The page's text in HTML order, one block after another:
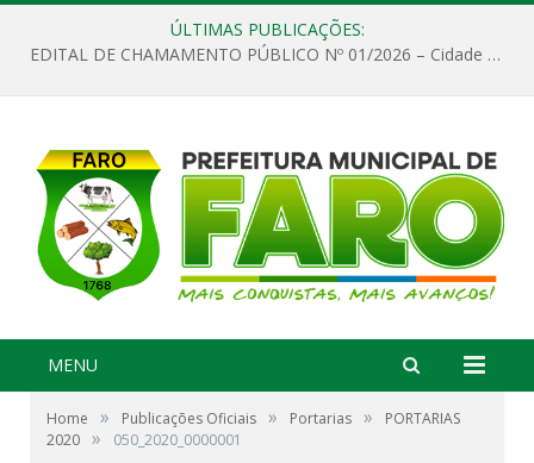
ÚLTIMAS PUBLICAÇÕES:
EDITAL DE CHAMAMENTO PÚBLICO Nº 01/2026 – Cidade de Faro
MENU
Home » Publicações Oficiais » Portarias »
PORTARIAS
2020 » 050_2020_0000001